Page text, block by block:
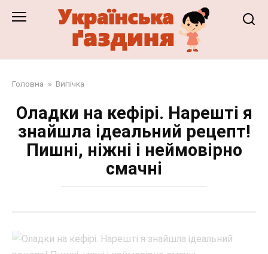
Головна » Випічка
Оладки на кефірі. Нарешті я
знайшла ідеальний рецепт!
Пишні, ніжні і неймовірно
смачні